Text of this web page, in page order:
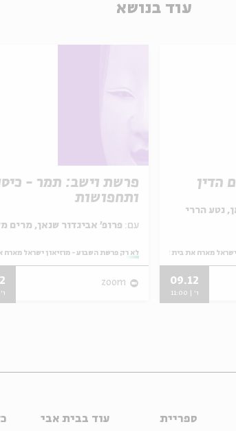
עוד בנושא
פרשת וישב: תמר -
ותחפושות
עם:
מתוך:
לא רק פרשת השבוע - מוזיאון ישראל מארח
zoom
ו' |
הדין
נטע הררי
מארח את בית אבי חי
09.12
ו' | 11:00
ספריית
עוד בבית אבי